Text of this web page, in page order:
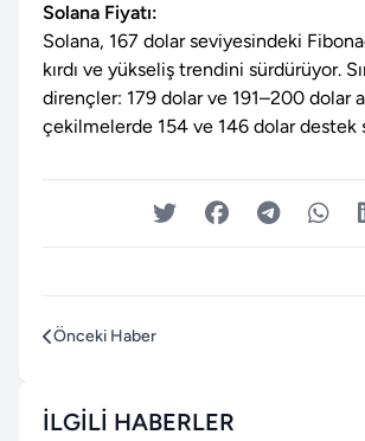
Solana Fiyatı:
Solana, 167 dolar seviyesindeki
kırdı ve yükseliş trendini sürdürüyor.
dirençler: 179 dolar ve 191–200 dolar
çekilmelerde 154 ve 146 dolar destek
Önceki Haber
İLGILI HABERLER